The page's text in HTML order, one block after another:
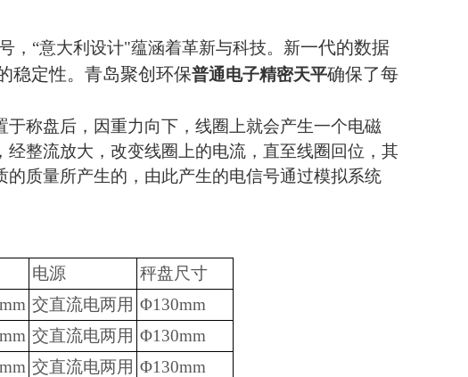
，“意大利设计"蕴涵着革新与科技。新一代的数据
稳定性。青岛聚创环保普通电子精密天平确保了每
称盘后，因重力向下，线圈上就会产生一个电磁
整流放大，改变线圈上的电流，直至线圈回位，其
质量所产生的，由此产生的电信号通过模拟系统
电源
秤盘尺寸
交直流电两用 Φ130mm
交直流电两用 Φ130mm
交直流电两用 Φ130mm